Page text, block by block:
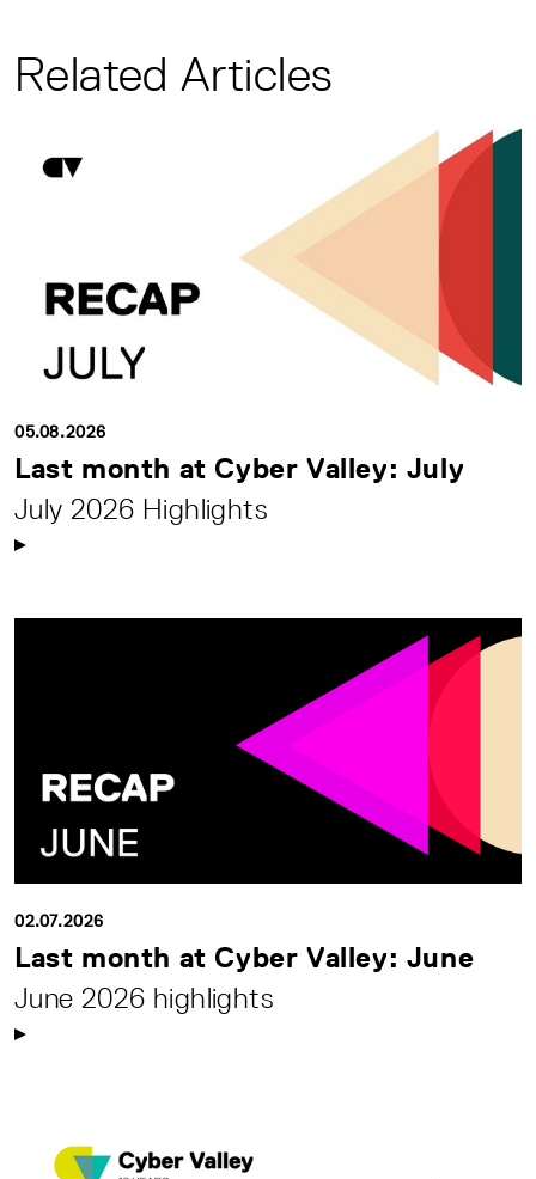
Related Articles
05.08.2026
Last month at Cyber Valley: July
July 2026 Highlights
02.07.2026
Last month at Cyber Valley: June
June 2026 highlights